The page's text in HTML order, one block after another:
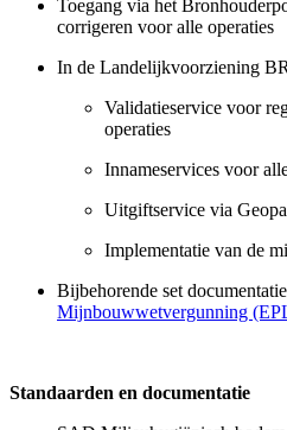
Toegang via het
corrigeren voor alle operaties
In de Landelijkvoorziening
Validatieservice voor
operaties
Innameservices voor
Uitgiftservice via
Implementatie van de
Bijbehorende set
Mijnbouwwetvergunning
Standaarden en documentatie